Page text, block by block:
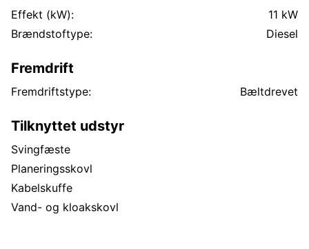
Effekt (kW):
11 kW
Brændstoftype:
Diesel
Fremdrift
Fremdriftstype: Bæltdrevet
Tilknyttet udstyr
Svingfæste
Planeringsskovl
Kabelskuffe
Vand- og kloakskovl